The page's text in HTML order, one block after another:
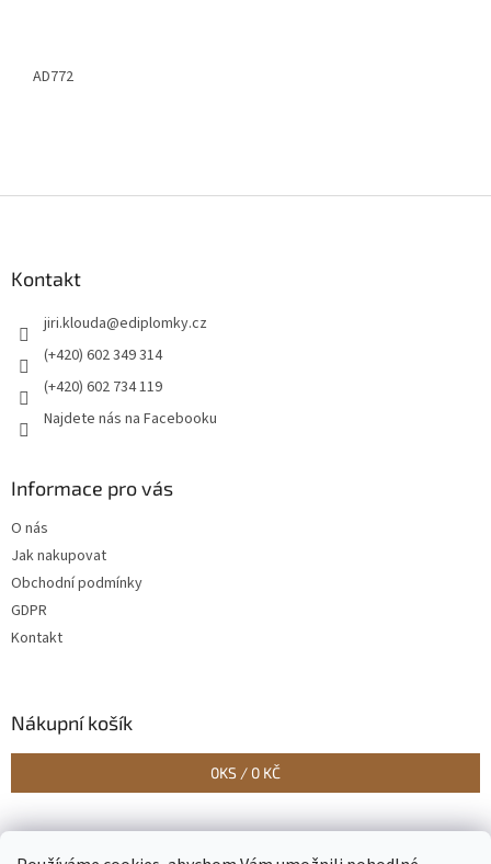
AD772
Kontakt
jiri.klouda@ediplomky.cz
(+420) 602 349 314
(+420) 602 734 119
Najdete nás na Facebooku
Informace pro vás
O nás
Jak nakupovat
Obchodní podmínky
GDPR
Kontakt
Nákupní košík
0KS / 0 KČ